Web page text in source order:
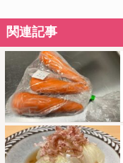
関連記事